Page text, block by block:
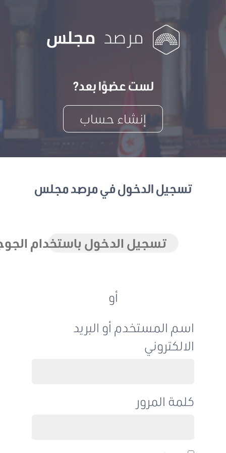
لست عضوًا بعد?
إنشاء حساب
تسجيل الدخول في مرصد مجلس
تسجيل الدخول باستخدام الجوجل
اسم المستخدم أو البريد
الالكتروني
كلمة المرور